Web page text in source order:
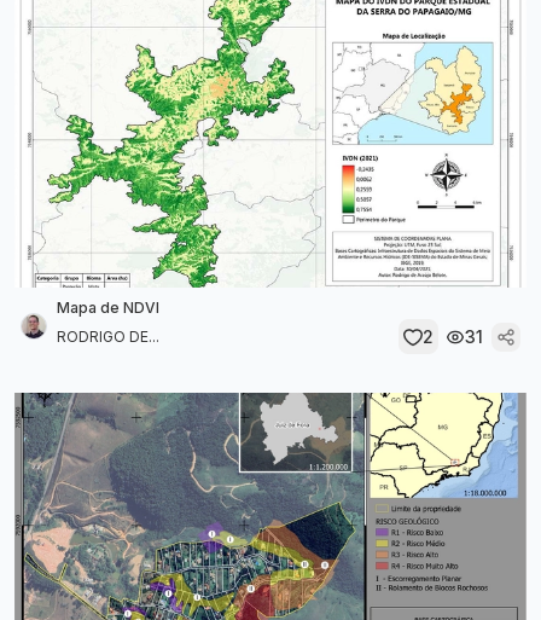
Mapa de NDVI
RODRIGO DE...
2 31